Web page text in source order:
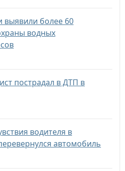
выявили более 60
водных
пострадал в ДТП в
водителя в
автомобиль